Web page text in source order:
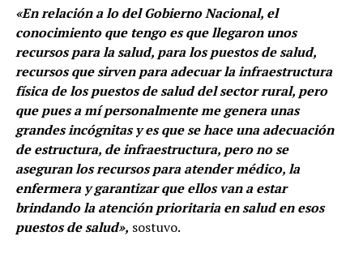
«En relación a lo del Gobierno Nacional, el
conocimiento que tengo es que llegaron unos
recursos para la salud, para los puestos de salud,
recursos que sirven para adecuar la infraestructura
física de los puestos de salud del sector rural, pero
que pues a mí personalmente me genera unas
grandes incógnitas y es que se hace una adecuación
de estructura, de infraestructura, pero no se
aseguran los recursos para atender médico, la
enfermera y garantizar que ellos van a estar
brindando la atención prioritaria en salud en esos
puestos de salud», sostuvo.